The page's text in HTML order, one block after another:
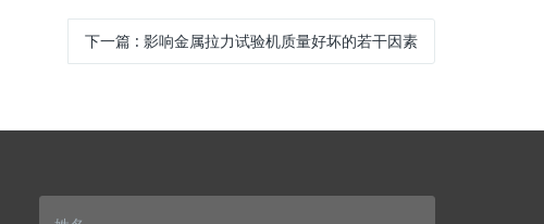
下一篇: 影响金属拉力试验机质量好坏的若干因素